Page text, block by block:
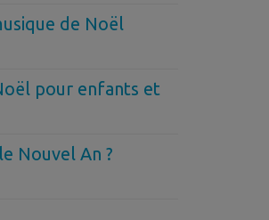
de Noël
pour enfants et
Nouvel An ?